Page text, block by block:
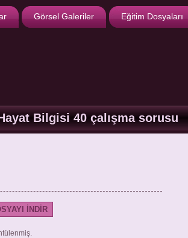
Görsel Galeriler Eğitim Dosyaları
Bilgisi 40 çalışma sorusu